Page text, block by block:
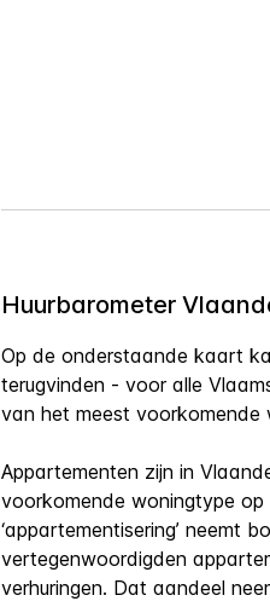
Huurbarometer
Op de onderstaande kaart
terugvinden - voor alle
van het meest voorkomende
Appartementen zijn in
voorkomende woningtype op
‘appartementisering’ neemt
vertegenwoordigden
verhuringen. Dat aandeel